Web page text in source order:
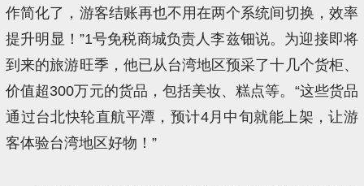
作简化了，游客结账再也不用在两个系统间切换，效率
提升明显！”1号免税商城负责人李兹钿说。为迎接即将
到来的旅游旺季，他已从台湾地区预采了十几个货柜、
价值超300万元的货品，包括美妆、糕点等。“这些货品
通过台北快轮直航平潭，预计4月中旬就能上架，让游
客体验台湾地区好物！”